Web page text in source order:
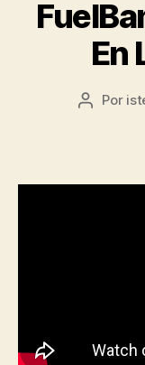
En
Autor
Por